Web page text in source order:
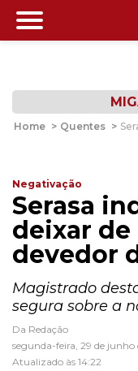
Home > Quentes >
Negativação
Serasa
deixar
devedor
Magistrado
segura sobre a
Da Redação
segunda-feira, 29 de junho
Atualizado às 14:22